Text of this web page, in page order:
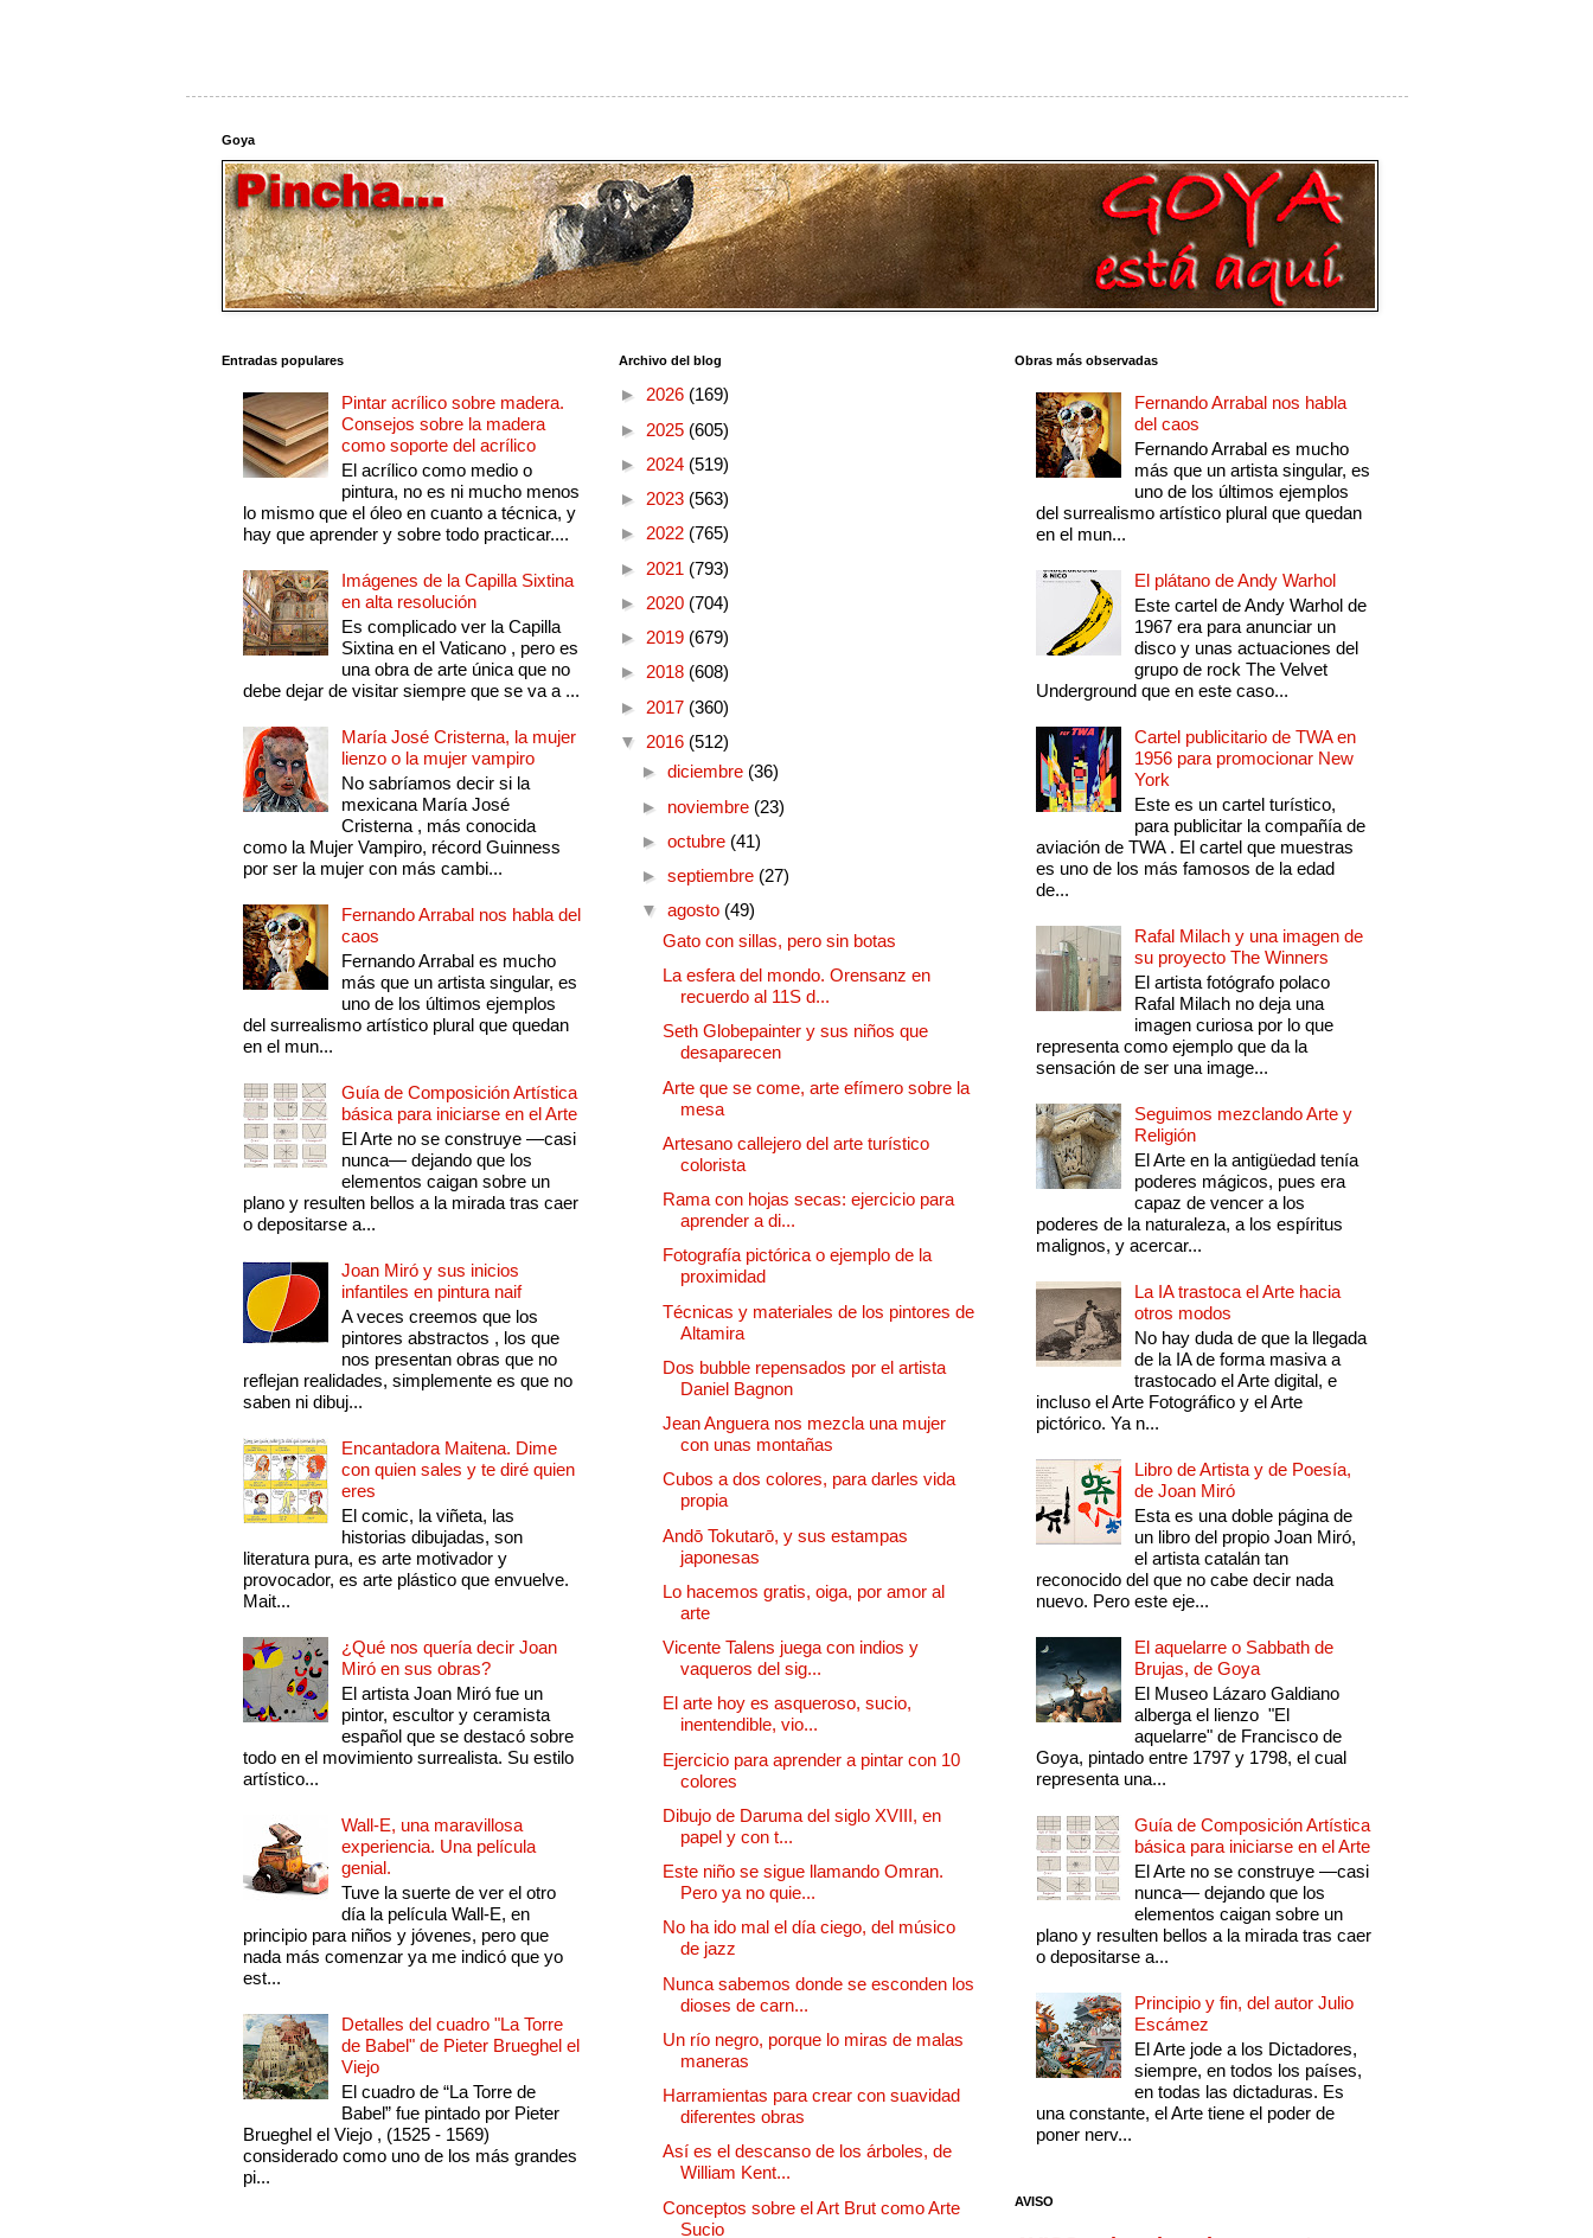
Goya
Entradas populares
Pintar acrílico sobre madera.
Consejos sobre la madera
como soporte del acrílico
El acrílico como medio o
pintura, no es ni mucho menos
lo mismo que el óleo en cuanto a técnica, y
hay que aprender y sobre todo practicar....
Imágenes de la Capilla Sixtina
en alta resolución
Es complicado ver la Capilla
Sixtina en el Vaticano , pero es
una obra de arte única que no
debe dejar de visitar siempre que se va a ...
María José Cristerna, la mujer
lienzo o la mujer vampiro
No sabríamos decir si la
mexicana María José
Cristerna , más conocida
como la Mujer Vampiro, récord Guinness
por ser la mujer con más cambi...
Fernando Arrabal nos habla del
caos
Fernando Arrabal es mucho
más que un artista singular, es
uno de los últimos ejemplos
del surrealismo artístico plural que quedan
en el mun...
Guía de Composición Artística
básica para iniciarse en el Arte
El Arte no se construye —casi
nunca— dejando que los
elementos caigan sobre un
plano y resulten bellos a la mirada tras caer
o depositarse a...
Joan Miró y sus inicios
infantiles en pintura naif
A veces creemos que los
pintores abstractos , los que
nos presentan obras que no
reflejan realidades, simplemente es que no
saben ni dibuj...
Encantadora Maitena. Dime
con quien sales y te diré quien
eres
El comic, la viñeta, las
historias dibujadas, son
literatura pura, es arte motivador y
provocador, es arte plástico que envuelve.
Mait...
¿Qué nos quería decir Joan
Miró en sus obras?
El artista Joan Miró fue un
pintor, escultor y ceramista
español que se destacó sobre
todo en el movimiento surrealista. Su estilo
artístico...
Wall-E, una maravillosa
experiencia. Una película
genial.
Tuve la suerte de ver el otro
día la película Wall-E, en
principio para niños y jóvenes, pero que
nada más comenzar ya me indicó que yo
est...
Detalles del cuadro "La Torre
de Babel" de Pieter Brueghel el
Viejo
El cuadro de “La Torre de
Babel” fue pintado por Pieter
Brueghel el Viejo , (1525 - 1569)
considerado como uno de los más grandes
pi...
Archivo del blog
► 2026 (169)
► 2025 (605)
► 2024 (519)
► 2023 (563)
► 2022 (765)
► 2021 (793)
► 2020 (704)
► 2019 (679)
► 2018 (608)
► 2017 (360)
▼ 2016 (512)
► diciembre (36)
► noviembre (23)
► octubre (41)
► septiembre (27)
▼ agosto (49)
Gato con sillas, pero sin botas
La esfera del mondo. Orensanz en
recuerdo al 11S d...
Seth Globepainter y sus niños que
desaparecen
Arte que se come, arte efímero sobre la
mesa
Artesano callejero del arte turístico
colorista
Rama con hojas secas: ejercicio para
aprender a di...
Fotografía pictórica o ejemplo de la
proximidad
Técnicas y materiales de los pintores de
Altamira
Dos bubble repensados por el artista
Daniel Bagnon
Jean Anguera nos mezcla una mujer
con unas montañas
Cubos a dos colores, para darles vida
propia
Andō Tokutarō, y sus estampas
japonesas
Lo hacemos gratis, oiga, por amor al
arte
Vicente Talens juega con indios y
vaqueros del sig...
El arte hoy es asqueroso, sucio,
inentendible, vio...
Ejercicio para aprender a pintar con 10
colores
Dibujo de Daruma del siglo XVIII, en
papel y con t...
Este niño se sigue llamando Omran.
Pero ya no quie...
No ha ido mal el día ciego, del músico
de jazz
Nunca sabemos donde se esconden los
dioses de carn...
Un río negro, porque lo miras de malas
maneras
Harramientas para crear con suavidad
diferentes obras
Así es el descanso de los árboles, de
William Kent...
Conceptos sobre el Art Brut como Arte
Sucio
Obras más observadas
Fernando Arrabal nos habla
del caos
Fernando Arrabal es mucho
más que un artista singular, es
uno de los últimos ejemplos
del surrealismo artístico plural que quedan
en el mun...
El plátano de Andy Warhol
Este cartel de Andy Warhol de
1967 era para anunciar un
disco y unas actuaciones del
grupo de rock The Velvet
Underground que en este caso...
Cartel publicitario de TWA en
1956 para promocionar New
York
Este es un cartel turístico,
para publicitar la compañía de
aviación de TWA . El cartel que muestras
es uno de los más famosos de la edad
de...
Rafal Milach y una imagen de
su proyecto The Winners
El artista fotógrafo polaco
Rafal Milach no deja una
imagen curiosa por lo que
representa como ejemplo que da la
sensación de ser una image...
Seguimos mezclando Arte y
Religión
El Arte en la antigüedad tenía
poderes mágicos, pues era
capaz de vencer a los
poderes de la naturaleza, a los espíritus
malignos, y acercar...
La IA trastoca el Arte hacia
otros modos
No hay duda de que la llegada
de la IA de forma masiva a
trastocado el Arte digital, e
incluso el Arte Fotográfico y el Arte
pictórico. Ya n...
Libro de Artista y de Poesía,
de Joan Miró
Esta es una doble página de
un libro del propio Joan Miró,
el artista catalán tan
reconocido del que no cabe decir nada
nuevo. Pero este eje...
El aquelarre o Sabbath de
Brujas, de Goya
El Museo Lázaro Galdiano
alberga el lienzo "El
aquelarre" de Francisco de
Goya, pintado entre 1797 y 1798, el cual
representa una...
Guía de Composición Artística
básica para iniciarse en el Arte
El Arte no se construye —casi
nunca— dejando que los
elementos caigan sobre un
plano y resulten bellos a la mirada tras caer
o depositarse a...
Principio y fin, del autor Julio
Escámez
El Arte jode a los Dictadores,
siempre, en todos los países,
en todas las dictaduras. Es
una constante, el Arte tiene el poder de
poner nerv...
AVISO